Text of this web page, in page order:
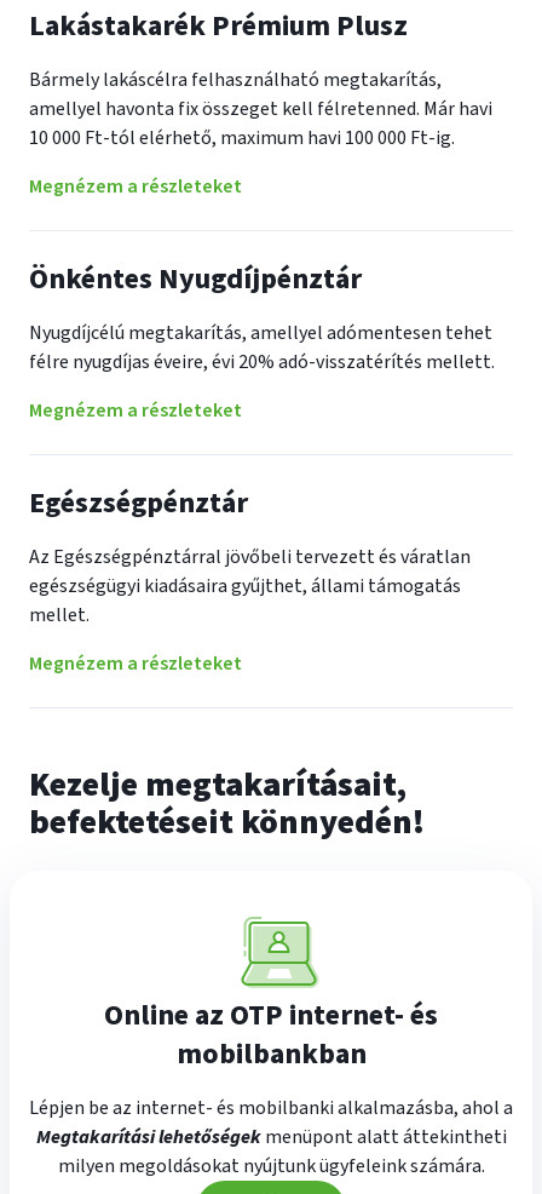
Lakástakarék Prémium Plusz
Bármely lakáscélra felhasználható megtakarítás,
amellyel havonta fix összeget kell félretenned. Már havi
10 000 Ft-tól elérhető, maximum havi 100 000 Ft-ig.
Megnézem a részleteket
Önkéntes Nyugdíjpénztár
Nyugdíjcélú megtakarítás, amellyel adómentesen tehet
félre nyugdíjas éveire, évi 20% adó-visszatérítés mellett.
Megnézem a részleteket
Egészségpénztár
Az Egészségpénztárral jövőbeli tervezett és váratlan
egészségügyi kiadásaira gyűjthet, állami támogatás
mellet.
Megnézem a részleteket
Kezelje megtakarításait,
befektetéseit könnyedén!
Online az OTP internet- és
mobilbankban
Lépjen be az internet- és mobilbanki alkalmazásba, ahol a
Megtakarítási lehetőségekmenüpont alatt áttekintheti
milyen megoldásokat nyújtunk ügyfeleink számára.